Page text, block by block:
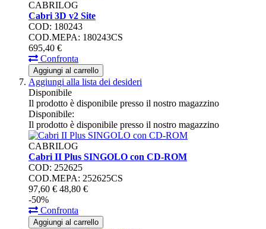
CABRILOG
Cabri 3D v2 Site
COD: 180243
COD.MEPA: 180243CS
695,40 €
Confronta
Aggiungi al carrello
Aggiungi alla lista dei desideri
Disponibile
Il prodotto è disponibile presso il nostro magazzino
Disponibile:
Il prodotto è disponibile presso il nostro magazzino
CABRILOG
Cabri II Plus SINGOLO con CD-ROM
COD: 252625
COD.MEPA: 252625CS
97,60 € 48,80 €
-50%
Confronta
Aggiungi al carrello